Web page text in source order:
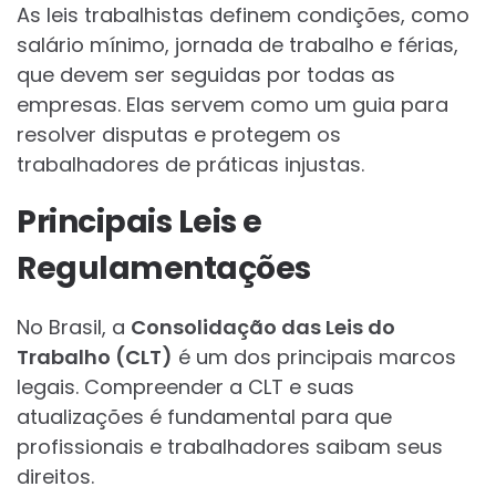
As leis trabalhistas definem condições, como
salário mínimo, jornada de trabalho e férias,
que devem ser seguidas por todas as
empresas. Elas servem como um guia para
resolver disputas e protegem os
trabalhadores de práticas injustas.
Principais Leis e
Regulamentações
No Brasil, a Consolidação das Leis do
Trabalho (CLT) é um dos principais marcos
legais. Compreender a CLT e suas
atualizações é fundamental para que
profissionais e trabalhadores saibam seus
direitos.